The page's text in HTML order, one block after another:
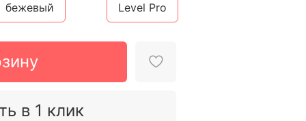
в 1 клик
бежевый Level Pro